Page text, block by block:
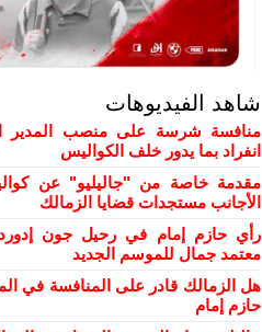
شاهد الفيديوهات
منافسة شرسة على منصب المدير
انفراد بما يدور خلف الكواليس
مقدمة خاصة من "جاليليو" عن
الأجانب مستجدات قضايا الزمالك
رأي حازم إمام في رحيل جون
معتمد جمال للموسم الجديد
هل الزمالك قادر على المنافسة في
حازم إمام